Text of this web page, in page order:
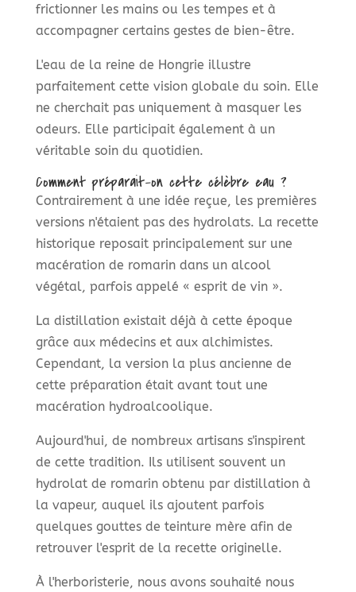
frictionner les mains ou les tempes et à
accompagner certains gestes de bien-être.
L'eau de la reine de Hongrie illustre
parfaitement cette vision globale du soin. Elle
ne cherchait pas uniquement à masquer les
odeurs. Elle participait également à un
véritable soin du quotidien.
Comment préparait-on cette célèbre eau ?
Contrairement à une idée reçue, les premières
versions n'étaient pas des hydrolats. La recette
historique reposait principalement sur une
macération de romarin dans un alcool
végétal, parfois appelé « esprit de vin ».
La distillation existait déjà à cette époque
grâce aux médecins et aux alchimistes.
Cependant, la version la plus ancienne de
cette préparation était avant tout une
macération hydroalcoolique.
Aujourd'hui, de nombreux artisans s'inspirent
de cette tradition. Ils utilisent souvent un
hydrolat de romarin obtenu par distillation à
la vapeur, auquel ils ajoutent parfois
quelques gouttes de teinture mère afin de
retrouver l'esprit de la recette originelle.
À l'herboristerie, nous avons souhaité nous